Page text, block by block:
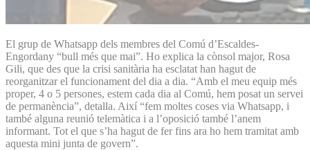
El grup de Whatsapp dels membres del Comú d’Escaldes-
Engordany “bull més que mai”. Ho explica la cònsol major, Rosa
Gili, que des que la crisi sanitària ha esclatat han hagut de
reorganitzar el funcionament del dia a dia. “Amb el meu equip més
proper, 4 o 5 persones, estem cada dia al Comú, hem posat un servei
de permanència”, detalla. Així “fem moltes coses via Whatsapp, i
també alguna reunió telemàtica i a l’oposició també l’anem
informant. Tot el que s’ha hagut de fer fins ara ho hem tramitat amb
aquesta mini junta de govern”.